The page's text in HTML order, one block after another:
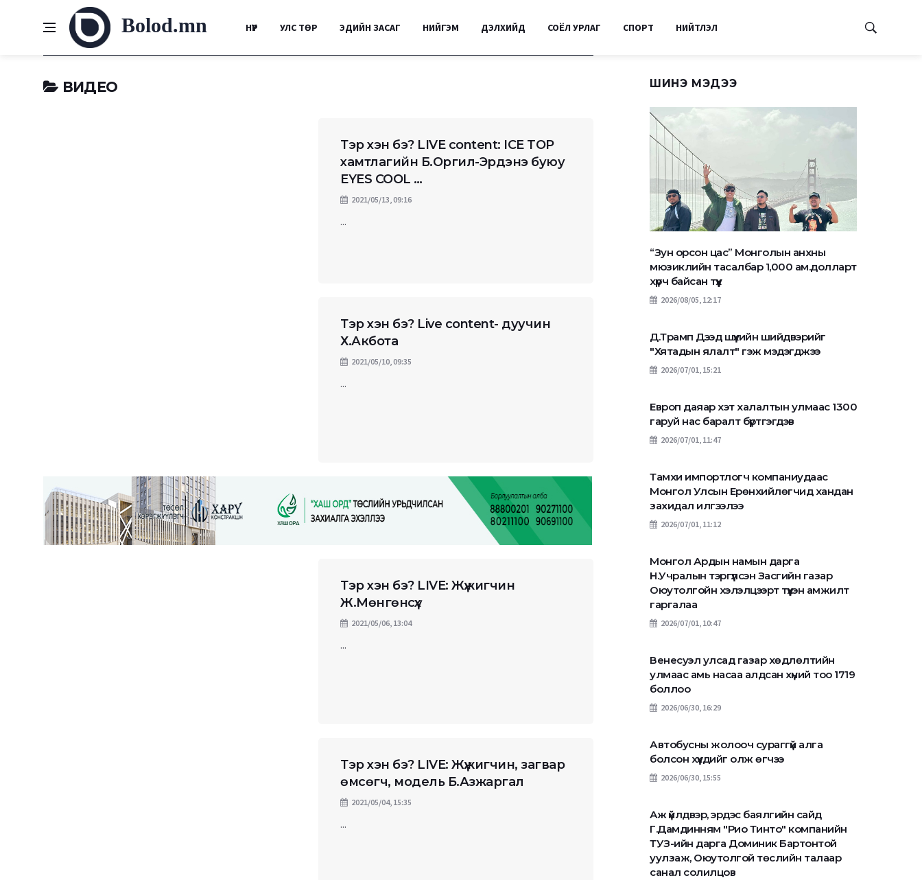
Bolod.mn НҮҮР УЛС ТӨР ЭДИЙН ЗАСАГ НИЙГЭМ ДЭЛХИЙД СОЁЛ УРЛАГ СПОРТ НИЙТЛЭЛ
ВИДЕО
Тэр хэн бэ? LIVE content: ICE TOP
хамтлагийн Б.Оргил-Эрдэнэ буюу
EYES COOL …
2021/05/13, 09:16
...
Тэр хэн бэ? Live content- дуучин
Х.Акбота
2021/05/10, 09:35
...
Тэр хэн бэ? LIVE: Жүжигчин
Ж.Мөнгөнсүх
2021/05/06, 13:04
...
Тэр хэн бэ? LIVE: Жүжигчин, загвар
өмсөгч, модель Б.Азжаргал
2021/05/04, 15:35
...
ШИНЭ МЭДЭЭ
“Зун орсон цас” Монголын анхны
мюзиклийн тасалбар 1,000 ам.долларт
хүрч байсан түүх
2026/08/05, 12:17
Д.Трамп Дээд шүүхийн шийдвэрийг
"Хятадын ялалт" гэж мэдэгджээ
2026/07/01, 15:21
Европ даяар хэт халалтын улмаас 1300
гаруй нас баралт бүртгэгдэв
2026/07/01, 11:47
Тамхи импортлогч компаниудаас
Монгол Улсын Ерөнхийлөгчид хандан
захидал илгээлээ
2026/07/01, 11:12
Монгол Ардын намын дарга
Н.Учралын тэргүүлсэн Засгийн газар
Оюутолгойн хэлэлцээрт түүхэн амжилт
гаргалаа
2026/07/01, 10:47
Венесуэл улсад газар хөдлөлтийн
улмаас амь насаа алдсан хүний тоо 1719
боллоо
2026/06/30, 16:29
Автобусны жолооч сураггүй алга
болсон хүүхдийг олж өгчээ
2026/06/30, 15:55
Аж үйлдвэр, эрдэс баялгийн сайд
Г.Дамдинням "Рио Тинто" компанийн
ТУЗ-ийн дарга Доминик Бартонтой
уулзаж, Оюутолгой төслийн талаар
санал солилцов